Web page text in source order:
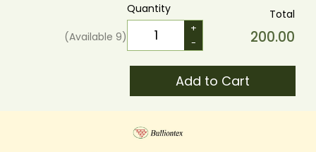
(Available 9)
Quantity
+
-
Total
200.00
Add to Cart